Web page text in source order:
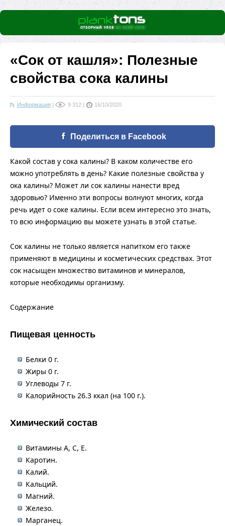
«Сок от кашля»: Полезные
свойства сока калины
Информация | 9 312 | 16/10/2020
Поделиться в Facebook
Какой состав у сока калины? В каком количестве его
можно употреблять в день? Какие полезные свойства у
ока калины? Может ли сок калины нанести вред
здоровью? Именно эти вопросы волнуют многих, когда
речь идет о соке калины. Если всем интересно это знать,
то всю информацию вы можете узнать в этой статье.
Сок калины не только является напитком его также
применяют в медицины и косметических средствах. Этот
сок насыщен множество витаминов и минералов,
которые необходимы организму.
Содержание
Пищевая ценность
Белки 0 г.
Жиры 0 г.
Углеводы 7 г.
Калорийность 26.3 ккал (на 100 г.).
Химический состав
Витамины А, С, Е.
Каротин.
Калий.
Кальций.
Магний.
Железо.
Марганец.